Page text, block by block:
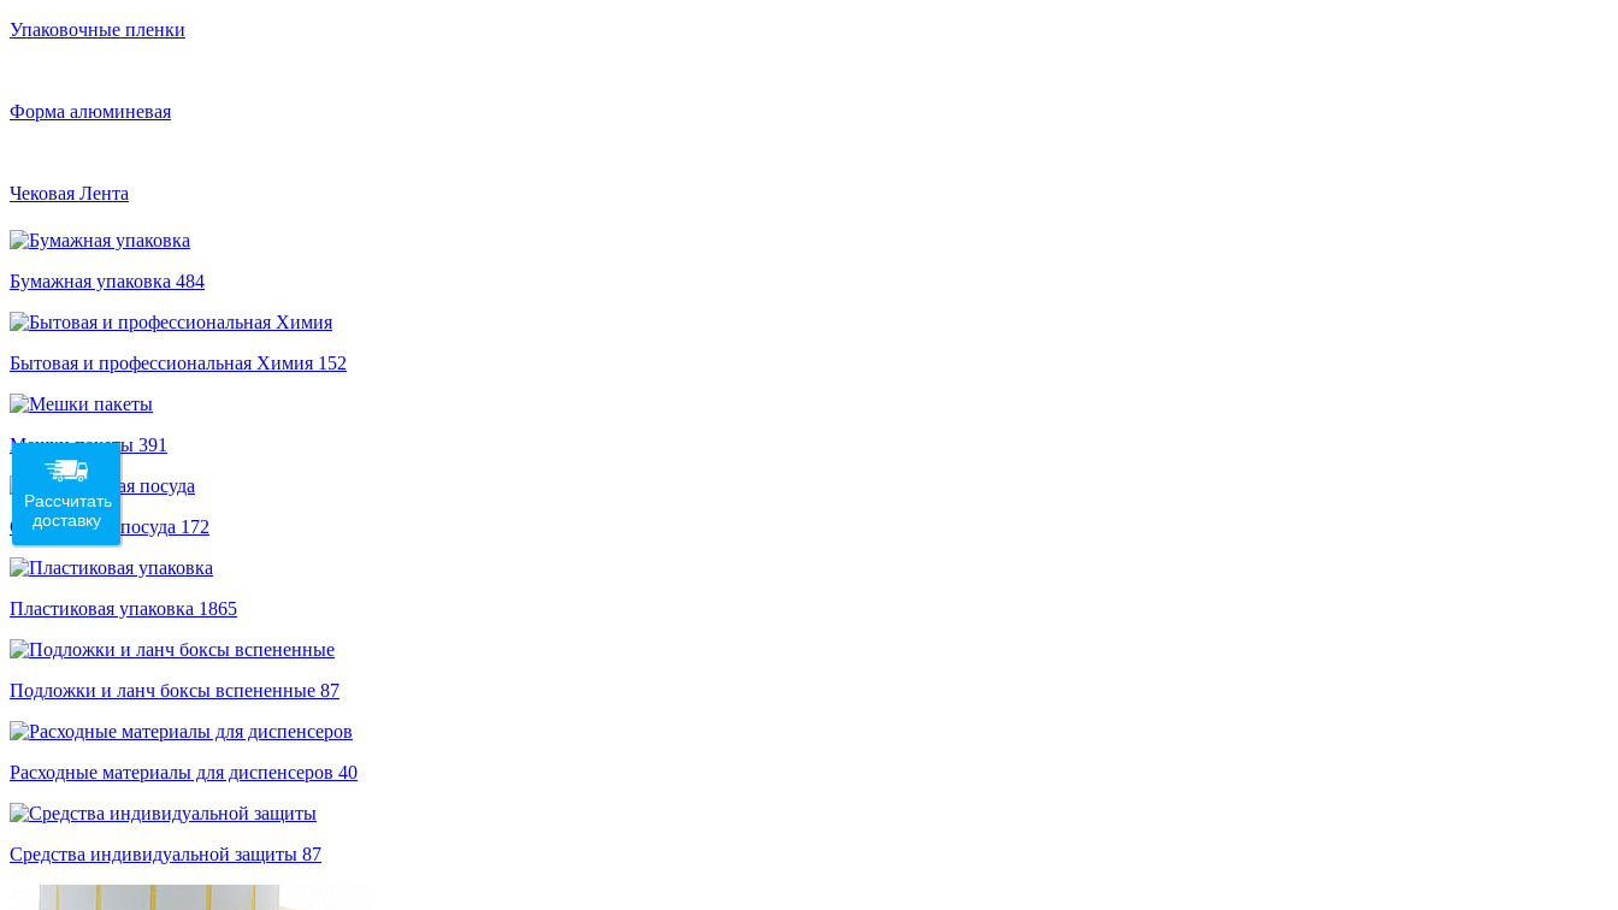
Упаковочные пленки
Форма алюминевая
Чековая Лента
Бумажная упаковка 484
Бытовая и профессиональная Химия 152
Мешки пакеты 391
Одноразовая посуда 172
Пластиковая упаковка 1865
Подложки и ланч боксы вспененные 87
Расходные материалы для диспенсеров 40
Средства индивидуальной защиты 87
Рассчитать
доставку